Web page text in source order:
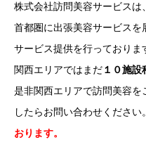
株式会社訪問美容サービス
首都圏に出張美容サービスを
サービス提供を行っておりま
関西エリアではまだ１０施設
是非関西エリアで訪問美容を
したらお問い合わせください。
おります。